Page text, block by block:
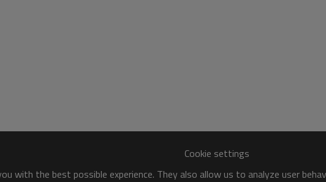
Cookie settings
with the best possible experience. They also allow us to analyze user